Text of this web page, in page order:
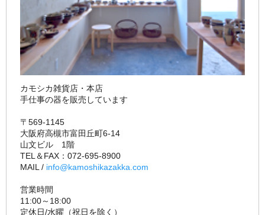
カモシカ雑貨店・本店
手仕事の器を販売しています
〒569-1145
大阪府高槻市富田丘町6-14
山文ビル 1階
TEL＆FAX：072-695-8900
MAIL / info@kamoshikazakka.com
営業時間
11:00～18:00
定休日/水曜（祝日を除く）